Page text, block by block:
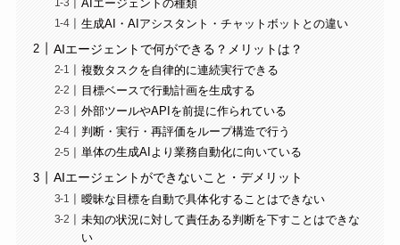
AIエージェントの種類
生成AI・AIアシスタント・チャットボットとの違い
AIエージェントで何ができる？メリットは？
複数タスクを自律的に連続実行できる
目標ベースで行動計画を生成する
外部ツールやAPIを前提に作られている
判断・実行・再評価をループ構造で行う
単体の生成AIより業務自動化に向いている
AIエージェントができないこと・デメリット
曖昧な目標を自動で具体化することはできない
未知の状況に対して責任ある判断を下すことはできな
い